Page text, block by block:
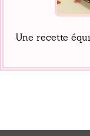
Une recette